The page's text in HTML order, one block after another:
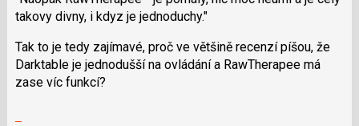
i
N
pro
následující
takovy divny, i kdyz je jednoduchy."
Tak to je tedy zajímavé, proč ve většině recenzí píšou, že
Darktable je jednodušší na ovládání a RawTherapee má
zase víc funkcí?